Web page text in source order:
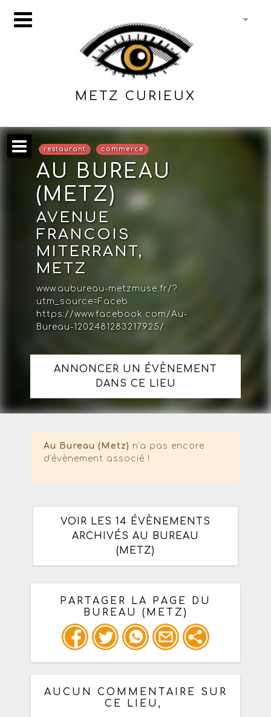
METZ CURIEUX
restaurant commerce
AU BUREAU
(METZ)
AVENUE
FRANCOIS
MITERRANT,
METZ
www.aubureau-metzmuse.fr/?
utm_source=Faceb
https://www.facebook.com/Au-
Bureau-1202481283217925/
ANNONCER UN ÉVÈNEMENT
DANS CE LIEU
Au Bureau (Metz) n'a pas encore
d'évènement associé !
VOIR LES 14 ÉVÈNEMENTS
ARCHIVÉS AU BUREAU
(METZ)
PARTAGER LA PAGE DU
BUREAU (METZ)
Ou copiez les infos ci-dessous pour
un : mail / forum / réseau social
AUCUN COMMENTAIRE SUR
CE LIEU,